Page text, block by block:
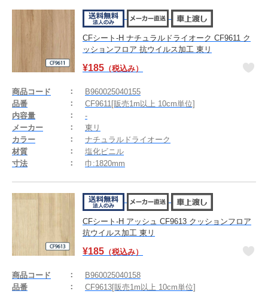
CFシート-H ナチュラルドライオーク CF9611 ク
ッションフロア 抗ウイルス加工 東リ
¥185 （税込み）
商品コード
B960025040155
品番
CF9611[販売1m以上 10cm単位]
内容量
-
メーカー
東リ
カラー
ナチュラルドライオーク
材質
塩化ビニル
寸法
巾:1820mm
CFシート-H アッシュ CF9613 クッションフロア
抗ウイルス加工 東リ
¥185 （税込み）
商品コード
B960025040158
品番
CF9613[販売1m以上 10cm単位]